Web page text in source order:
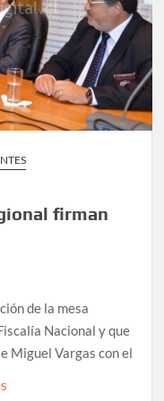
firman
de la mesa
Nacional y que
Miguel Vargas con el